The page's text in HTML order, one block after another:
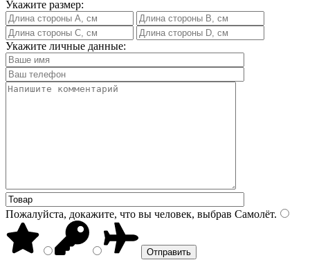
Укажите размер:
Укажите личные данные:
Пожалуйста, докажите, что вы человек, выбрав Самолёт.